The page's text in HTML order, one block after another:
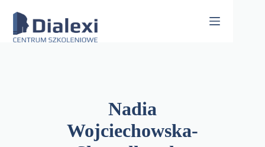
content
Nadia
Wojciechowska-